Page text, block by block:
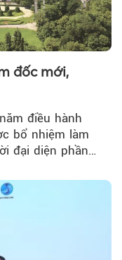
đốc mới,
điều hành
bổ nhiệm làm
đại diện phần